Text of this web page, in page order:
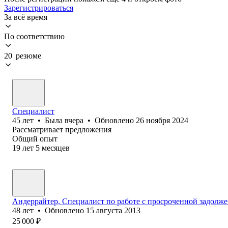
Зарегистрироваться
За всё время
По соответствию
20 резюме
Специалист
45 лет • Была вчера • Обновлено 26 ноября 2024
Рассматривает предложения
Общий опыт
19 лет 5 месяцев
Андеррайтер, Специалист по работе с просроченной
48 лет • Обновлено 15 августа 2013
25 000 ₽